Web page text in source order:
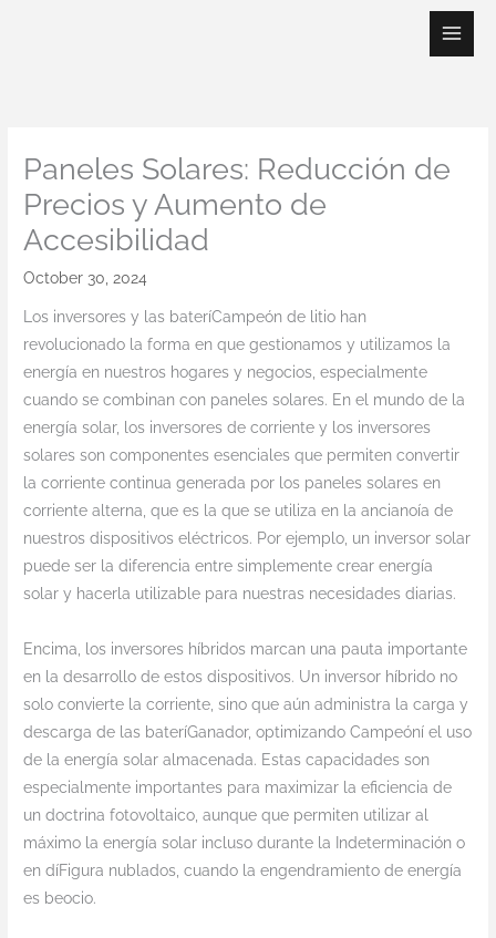
Paneles Solares: Reducción de
Precios y Aumento de
Accesibilidad
October 30, 2024
Los inversores y las bateríCampeón de litio han
revolucionado la forma en que gestionamos y utilizamos la
energía en nuestros hogares y negocios, especialmente
cuando se combinan con paneles solares. En el mundo de la
energía solar, los inversores de corriente y los inversores
solares son componentes esenciales que permiten convertir
la corriente continua generada por los paneles solares en
corriente alterna, que es la que se utiliza en la ancianoía de
nuestros dispositivos eléctricos. Por ejemplo, un inversor solar
puede ser la diferencia entre simplemente crear energía
solar y hacerla utilizable para nuestras necesidades diarias.
Encima, los inversores híbridos marcan una pauta importante
en la desarrollo de estos dispositivos. Un inversor híbrido no
solo convierte la corriente, sino que aún administra la carga y
descarga de las bateríGanador, optimizando Campeóní el uso
de la energía solar almacenada. Estas capacidades son
especialmente importantes para maximizar la eficiencia de
un doctrina fotovoltaico, aunque que permiten utilizar al
máximo la energía solar incluso durante la Indeterminación o
en díFigura nublados, cuando la engendramiento de energía
es beocio.